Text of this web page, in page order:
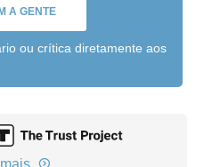
A GENTE
ou crítica diretamente aos